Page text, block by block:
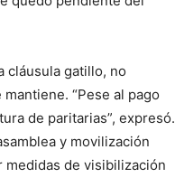
cláusula gatillo, no
“Pese al pago
de paritarias”, expresó.
y movilización
medidas de visibilización